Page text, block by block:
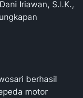
Iriawan, S.I.K.,
berhasil
motor